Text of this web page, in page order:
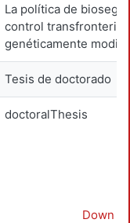
La política de
control
genéticamente
Tesis de doctorado
doctoralThesis
Down